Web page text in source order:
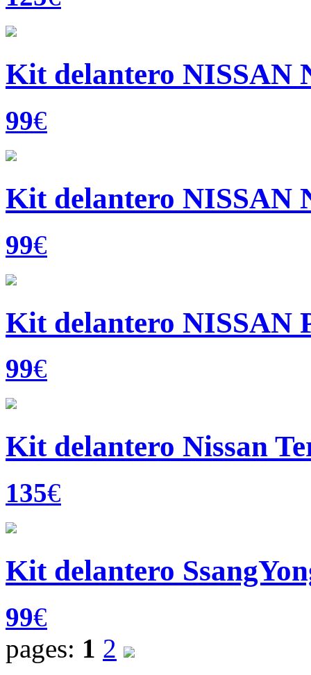
Kit delantero NISSAN
99€
Kit delantero NISSAN
99€
Kit delantero NISSAN
99€
Kit delantero Nissan
135€
Kit delantero
99€
pages: 1 2